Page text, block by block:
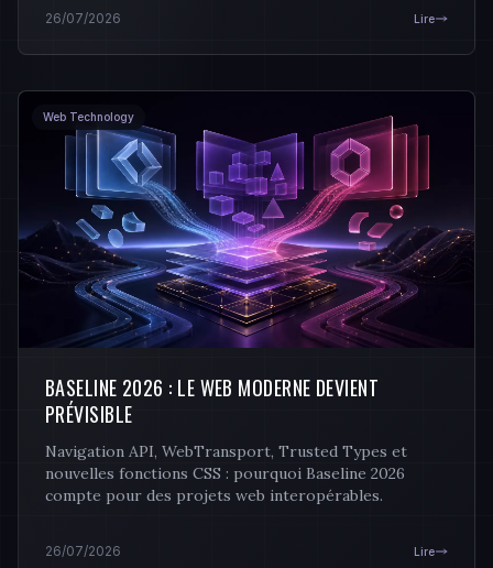
26/07/2026 Lire
Web Technology
BASELINE 2026 : LE WEB MODERNE DEVIENT
PRÉVISIBLE
Navigation API, WebTransport, Trusted Types et
nouvelles fonctions CSS : pourquoi Baseline 2026
compte pour des projets web interopérables.
26/07/2026 Lire